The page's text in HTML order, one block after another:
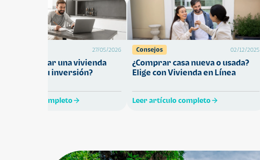
27/05/2026
comprar una vivienda
proteja tu inversión?
artículo completo
Consejos 02/12/2025
¿Comprar casa nueva o usada?
Elige con Vivienda en Línea
Leer artículo completo